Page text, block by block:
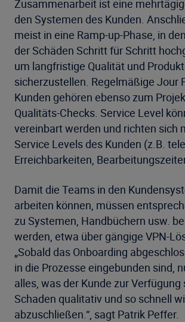
Zusammenarbeit ist eine
den Systemen des Kunden.
meist in eine Ramp-up-Phase, in
der Schäden Schritt für Schritt
um langfristige Qualität und
sicherzustellen. Regelmäßige Jour
Kunden gehören ebenso zum
Qualitäts-Checks. Service Level
vereinbart werden und richten sich
Service Levels des Kunden (z.B.
Erreichbarkeiten,
Damit die Teams in den
arbeiten können, müssen
zu Systemen, Handbüchern usw.
werden, etwa über gängige VPN-
„Sobald das Onboarding
in die Prozesse eingebunden sind,
alles, was der Kunde zur
Schaden qualitativ und so schnell
abzuschließen.“, sagt Patrik Peffer.